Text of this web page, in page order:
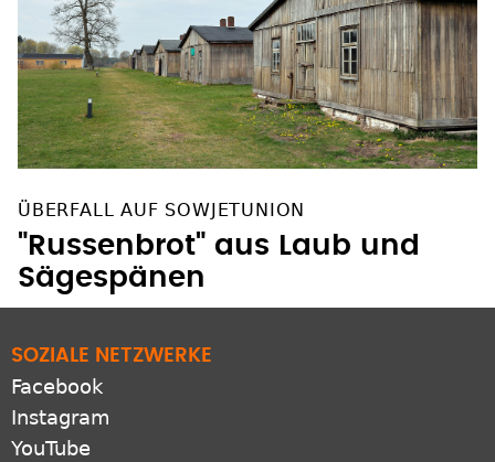
ÜBERFALL AUF SOWJETUNION
"Russenbrot" aus Laub und
Sägespänen
SOZIALE NETZWERKE
Facebook
Instagram
YouTube